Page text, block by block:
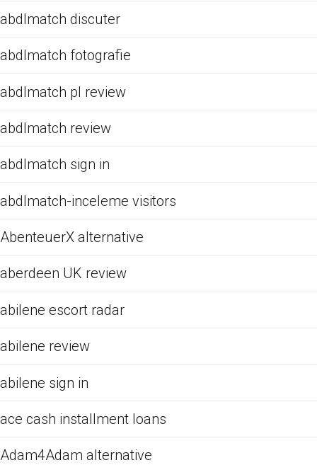
abdlmatch discuter
abdlmatch fotografie
abdlmatch pl review
abdlmatch review
abdlmatch sign in
abdlmatch-inceleme visitors
AbenteuerX alternative
aberdeen UK review
abilene escort radar
abilene review
abilene sign in
ace cash installment loans
Adam4Adam alternative